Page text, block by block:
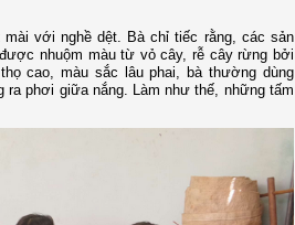
với nghề dệt. Bà chỉ tiếc rằng, các sản
nhuộm màu từ vỏ cây, rễ cây rừng bởi
cao, màu sắc lâu phai, bà thường dùng
phơi giữa nắng. Làm như thế, những tấm